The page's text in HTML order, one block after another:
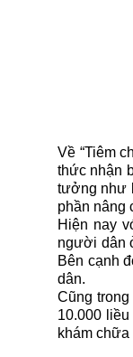
Về “Tiêm
thức nhận
tưởng như
phần nâng
Hiện nay
người dân
Bên cạnh
dân.
Cũng
10.000
khám